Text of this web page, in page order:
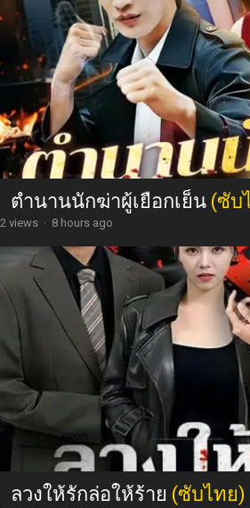
ตำนานนักฆ่าผู้เยือกเย็น (ซับ
2 views · 8 hours ago
ลวงให้รักล่อให้ร้าย (ซับไทย)